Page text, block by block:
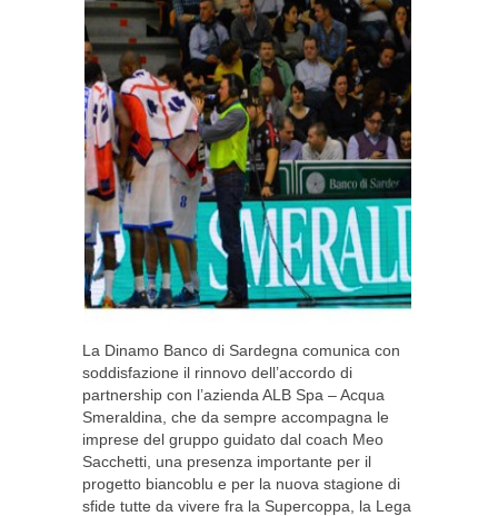
La Dinamo Banco di Sardegna comunica con
soddisfazione il rinnovo dell’accordo di
partnership con l’azienda ALB Spa – Acqua
Smeraldina, che da sempre accompagna le
imprese del gruppo guidato dal coach Meo
Sacchetti, una presenza importante per il
progetto biancoblu e per la nuova stagione di
sfide tutte da vivere fra la Supercoppa, la Lega